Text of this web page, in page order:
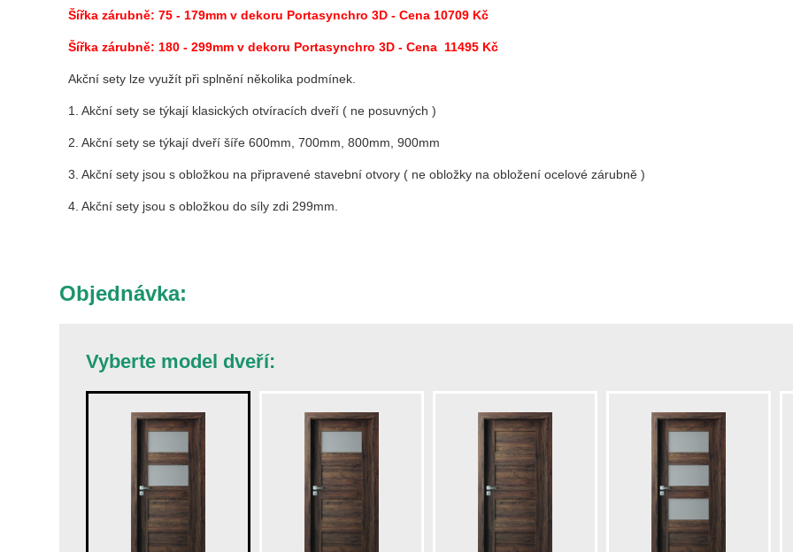
Šířka zárubně: 75 - 179mm v dekoru Portasynchro 3D - Cena 10709 Kč
Šířka zárubně: 180 - 299mmv dekoru Portasynchro 3D- Cena 11495 Kč
Akční sety lze využít při splnění několika podmínek.
1. Akční sety se týkají klasických otvíracích dveří ( ne posuvných )
2. Akční sety se týkají dveří šíře 600mm, 700mm, 800mm, 900mm
3. Akční sety jsou s obložkou na připravené stavební otvory ( ne obložky na obložení ocelové zárubně )
4. Akční sety jsou s obložkou do síly zdi 299mm.
Objednávka:
Vyberte model dveří: